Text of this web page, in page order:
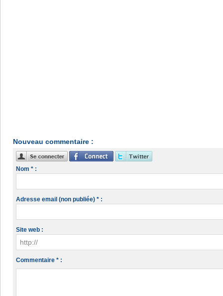
Nouveau commentaire :
Nom * :
Adresse email (non publiée) * :
Site web :
Commentaire * :